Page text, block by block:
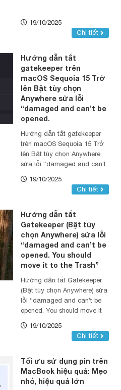
19/10/2025
Chi tiết
Hướng dẫn tắt
gatekeeper trên
macOS Sequoia 15 Trở
lên Bật tùy chọn
Anywhere sửa lỗi
“damaged and can’t be
opened.
Hướng dẫn tắt gatekeeper
trên macOS Sequoia 15 Trở
lên Bật tùy chọn Anywhere
sửa lỗi “damaged and can’t
be opened.
19/10/2025
Chi tiết
Hướng dẫn tắt
Gatekeeper (Bật tùy
chọn Anywhere) sửa lỗi
“damaged and can’t be
opened. You should
move it to the Trash”
Hướng dẫn tắt Gatekeeper
(Bật tùy chọn Anywhere) sửa
lỗi “damaged and can’t be
opened. You should move it
to the Trash”
19/10/2025
Chi tiết
Tối ưu sử dụng pin trên
MacBook hiệu quả: Mẹo
nhỏ, hiệu quả lớn